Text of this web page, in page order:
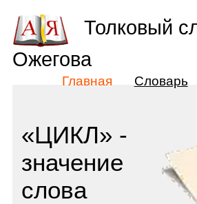
«ЦИКЛ» -
значение
слова
Толковый
Ожегова
Главная Словарь